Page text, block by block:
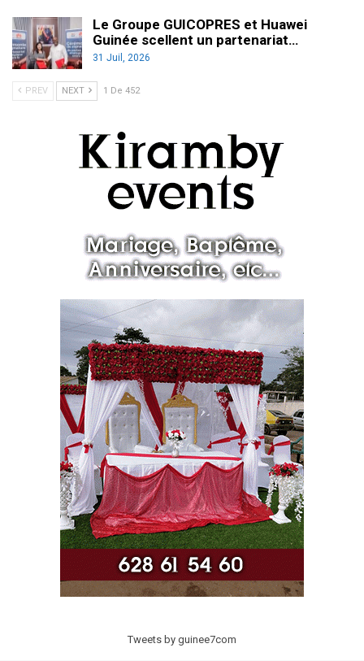
Le Groupe GUICOPRES et Huawei
Guinée scellent un partenariat…
31 Juil, 2026
PREV NEXT 1 De 452
Tweets by guinee7com